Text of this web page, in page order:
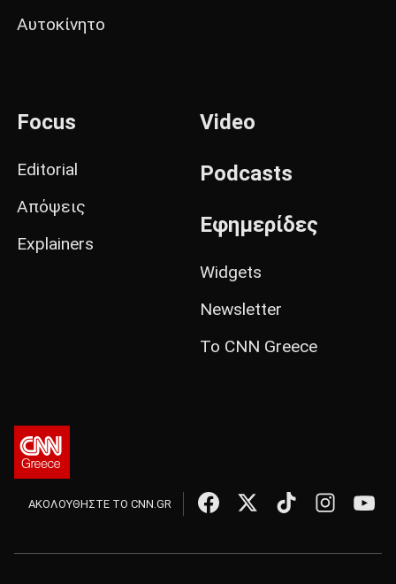
Αυτοκίνητο
Focus
Editorial
Απόψεις
Explainers
Video
Podcasts
Εφημερίδες
Widgets
Newsletter
Το CNN Greece
ΑΚΟΛΟΥΘΗΣΤΕ ΤΟ CNN.GR